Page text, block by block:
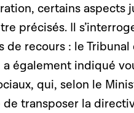
certains aspects
précisés. Il
recours : le
également indiqué
qui, selon le
transposer la